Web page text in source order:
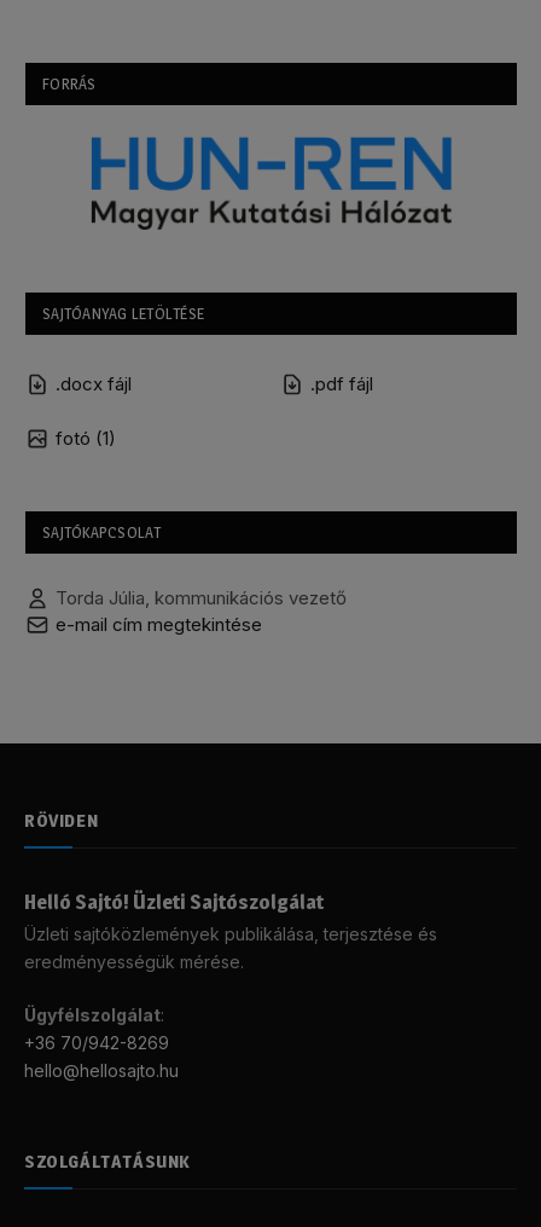
FORRÁS
SAJTÓANYAG LETÖLTÉSE
.docx fájl .pdf fájl
fotó (1)
SAJTÓKAPCSOLAT
Torda Júlia, kommunikációs vezető
e-mail cím megtekintése
RÖVIDEN
Helló Sajtó! Üzleti Sajtószolgálat
Üzleti sajtóközlemények publikálása, terjesztése és
eredményességük mérése.
Ügyfélszolgálat:
+36 70/942-8269
hello@hellosajto.hu
SZOLGÁLTATÁSUNK